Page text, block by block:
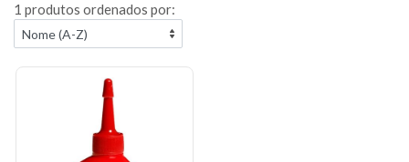
1 produtos ordenados por: